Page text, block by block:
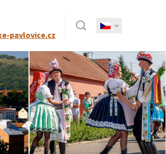
pavlovice.cz